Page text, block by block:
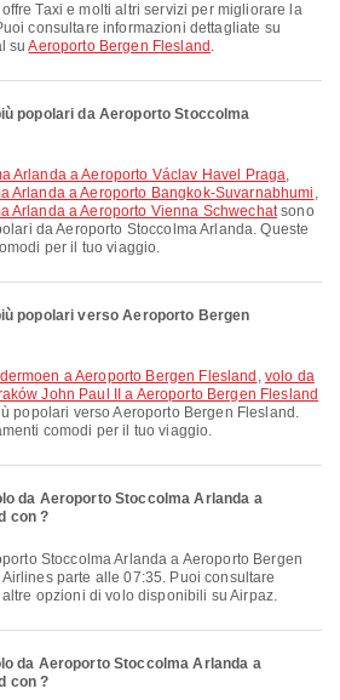
consultare informazioni dettagliate su
suAeroporto Bergen Flesland .
popolari da Aeroporto Stoccolma
Arlanda a Aeroporto Václav Havel Praga,
Arlanda a Aeroporto Bangkok-Suvarnabhumi ,
Arlanda a Aeroporto Vienna Schwechatsono
da Aeroporto Stoccolma Arlanda. Queste
per il tuo viaggio.
popolari verso Aeroporto Bergen
a Aeroporto Bergen Flesland , volo da
John Paul II a Aeroporto Bergen Flesland
popolari verso Aeroporto Bergen Flesland.
comodi per il tuo viaggio.
da Aeroporto Stoccolma Arlanda a
con ?
parte alle 07:35. Puoi consultare
opzioni di volo disponibili su Airpaz.
da Aeroporto Stoccolma Arlanda a
con ?